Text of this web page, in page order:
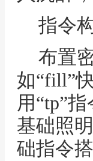
指令
布置
如“fill”
用“tp”
基础照
础指令